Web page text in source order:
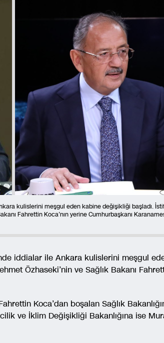
kulislerini meşgul eden kabine değişikliği başladı.
Fahrettin Koca’nın yerine Cumhurbaşkanı
iddialar ile Ankara kulislerini meşgul
Özhaseki’nin ve Sağlık Bakanı
Koca’dan boşalan Sağlık
ve İklim Değişikliği Bakanlığına ise